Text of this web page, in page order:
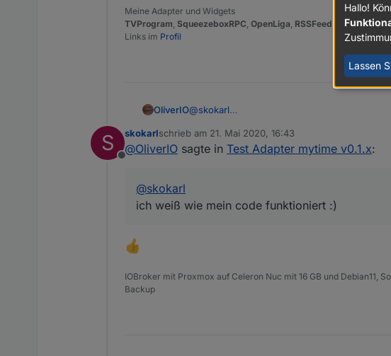
Meine Adapter und Widgets
TVProgram SqueezeboxRPC OpenLiga RSSFeed MyTime,,pi-
Links im Profil
OliverIO@skokarl
S
Offline
skokarlschrieb am 21. Mai 2020, 16:43
zuletzt editiert von
@OliverIO sagte in Test Adapter mytime v0.1.x:
@skokarl
ich weiß wie mein code funktioniert :)
IOBroker mit Proxmox auf Celeron Nuc mit 16 GB und Debian11,
Backup
Hallo!
Lassen